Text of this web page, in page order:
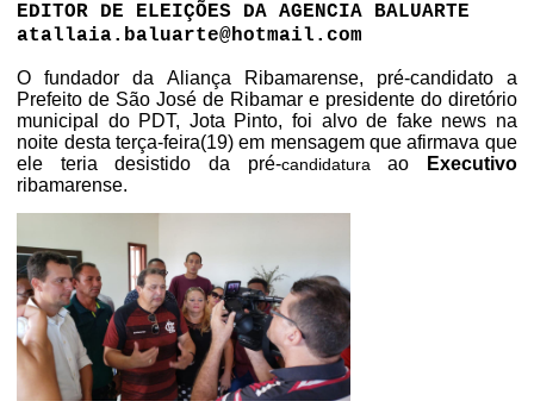
EDITOR DE ELEIÇÕES DA AGENCIA BALUARTE
atallaia.baluarte@hotmail.com
O fundador da Aliança Ribamarense, pré-candidato a
Prefeito de São José de Ribamar e presidente do diretório
municipal do PDT, Jota Pinto, foi alvo de fake news na
noite desta terça-feira(19) em mensagem que afirmava que
ele teria desistido da pré-candidatura ao
Executivo
ribamarense.